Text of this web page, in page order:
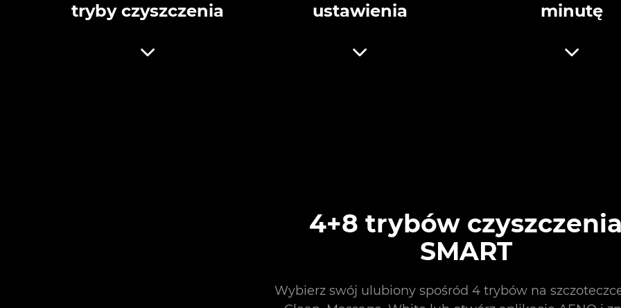
tryby czyszczenia
ustawienia
minutę
4+8 trybów czyszczenia
SMART
Wybierz swój ulubiony spośród 4 trybów na